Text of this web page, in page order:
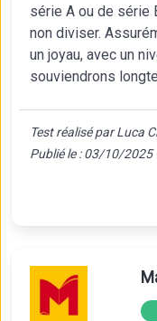
série A ou de série
non diviser.
un joyau, avec un
souviendrons
Test réalisé par Luca
Publié le : 03/10/2025